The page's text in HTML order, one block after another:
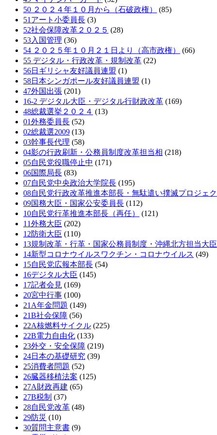
50 ２０２４年１０月から（石破政権）
(85)
51アート小委員長 (3)
52社会保障改革２０２５ (28)
53入国管理 (36)
54 ２０２５年１０月２１日より（高市政権）
(66)
55 デジタル・行政改革・規制改革 (22)
56日ギリシャ友好議員連盟 (1)
58日本シンガポール友好議員連盟 (1)
47外国出張 (201)
16-2 デジタル大臣・デジタル行財政改革 (169)
48総裁選挙２０２４ (13)
01外務委員長 (52)
02総裁選2009 (13)
03幹事長代理 (58)
04影の行政刷新・公務員制度改革担当相 (218)
05自民党役職停止中 (171)
06国際局長 (83)
07自民党中央政治大学院長 (195)
08自民党行政改革推進本部長・無駄遣い撲滅プロジェク
09国務大臣・国家公安委員長 (112)
10自民党行革推進本部長（再任）
(121)
11外務大臣 (202)
12防衛大臣 (110)
13規制改革・行革・国家公務員制度・沖縄北方担当大臣
14新型コロナウイルスワクチン・コロナウイルス (49)
15自民党広報本部長 (54)
16デジタル大臣 (145)
17記者会見 (169)
20宮中行事 (100)
21A年金問題 (149)
21B社会保障 (56)
22A核燃料サイクル (225)
22B電力自由化 (133)
23外交・安全保障 (219)
24日本の基礎研究 (39)
25消費者問題 (52)
26臓器移植法案 (125)
27A財政再建 (65)
27B税制 (37)
28自民党改革 (48)
29防災 (10)
30質問主意書 (9)